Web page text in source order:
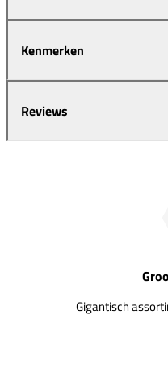
Kenmerken
Reviews
Gigantisch